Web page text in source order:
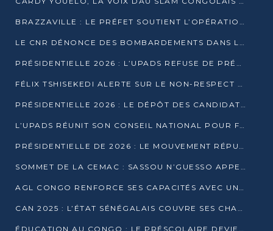
BRAZZAVILLE : LE PRÉFET SOUTIENT L’OPÉRATION « ZÉRO KULUNA » ET APPELLE À LA VIGILANCE CITOYENNE
LE CNR DÉNONCE DES BOMBARDEMENTS DANS LE POOL ET ACCUSE LE GOUVERNEMENT
PRÉSIDENTIELLE 2026 : L’UPADS REFUSE DE PRÉSENTER UN CANDIDAT ET DÉNONCE UN PROCESSUS NON CRÉDIBLE
FÉLIX TSHISEKEDI ALERTE SUR LE NON-RESPECT DES ENGAGEMENTS DE PAIX APRÈS SA RENCONTRE AVEC D. SASSOU-NGUESSO
PRÉSIDENTIELLE 2026 : LE DÉPÔT DES CANDIDATURES OUVERT DU 29 JANVIER AU 12 FÉVRIER
L’UPADS RÉUNIT SON CONSEIL NATIONAL POUR FIXER SA LIGNE POLITIQUE À DEUX MOIS DE LA PRÉSIDENTIELLE
PRÉSIDENTIELLE DE 2026 : LE MOUVEMENT RÉPUBLICAIN DÉNONCE UNE CONVOCATION ÉLECTORALE « OPAQUE ET PRÉCIPITÉE »
SOMMET DE LA CEMAC : SASSOU N’GUESSO APPELLE À LA VIGILANCE FACE AUX RISQUES ÉCONOMIQUES
AGL CONGO RENFORCE SES CAPACITÉS AVEC UNE GRUE DE 250 TONNES
CAN 2025 : L’ÉTAT SÉNÉGALAIS COUVRE SES CHAMPIONS D’AFRIQUE DE RÉCOMPENSES EXCEPTIONNELLES
ÉDUCATION AU CONGO : LE PRÉSCOLAIRE DEVIENT OBLIGATOIRE, LE BTS CONSACRÉ DIPLÔME D’ÉTAT